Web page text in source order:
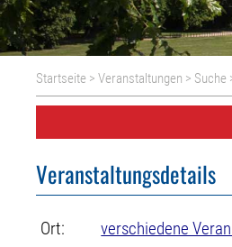
Startseite >Veranstaltungen > Suche
Veranstaltungsdetails
Ort:
verschiedene